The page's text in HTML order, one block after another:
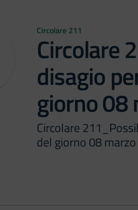
Circolare 211
Circolare
disagio
giorno 08
Circolare
del giorno 08